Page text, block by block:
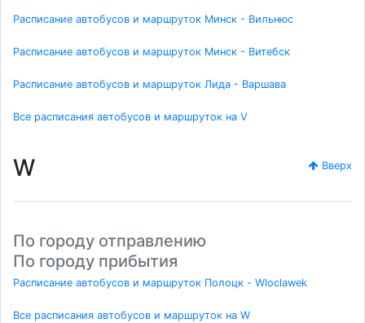
Расписание автобусов и маршруток Минск - Вильнюс
Расписание автобусов и маршруток Минск - Витебск
Расписание автобусов и маршруток Лида - Варшава
Все расписания автобусов и маршруток на V
W Вверх
По городу отправлению
По городу прибытия
Расписание автобусов и маршруток Полоцк - Wloclawek
Все расписания автобусов и маршруток на W